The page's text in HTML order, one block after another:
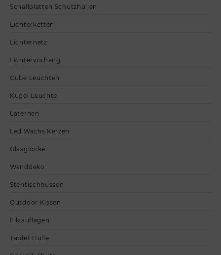
Schallplatten Schutzhüllen
Lichterketten
Lichternetz
Lichtervorhang
Cube Leuchten
Kugel Leuchte
Laternen
Led Wachs Kerzen
Glasglocke
Wanddeko
Stehtischhussen
Outdoor Kissen
Filzauflagen
Tablet Hülle